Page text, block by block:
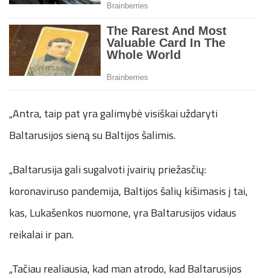
„Antra, taip pat yra galimybė visiškai uždaryti
Baltarusijos sieną su Baltijos šalimis.
„Baltarusija gali sugalvoti įvairių priežasčių:
koronaviruso pandemija, Baltijos šalių kišimasis į tai,
kas, Lukašenkos nuomone, yra Baltarusijos vidaus
reikalai ir pan.
„Tačiau realiausia, kad man atrodo, kad Baltarusijos